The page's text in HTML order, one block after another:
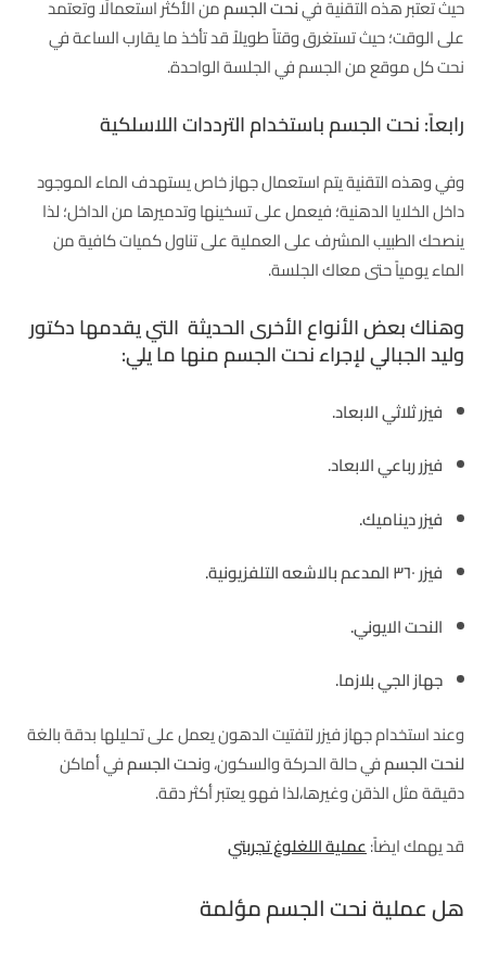
حيث تعتبر هذه التقنية فينحت الجسممن الأكثر استعمالًا وتعتمد
على الوقت؛ حيث تستغرق وقتاً طويلاً قد تأخذ ما يقارب الساعة في
نحت كل موقع من الجسم في الجلسة الواحدة.
رابعاً: نحت الجسم باستخدام الترددات اللاسلكية
وفي وهذه التقنية يتم استعمال جهاز خاص يستهدف الماء الموجود
داخل الخلايا الدهنية؛ فيعمل على تسخينها وتدميرها من الداخل؛ لذا
ينصحك الطبيب المشرف على العملية على تناول كميات كافية من
الماء يومياً حتى معاك الجلسة.
وهناك بعض الأنواع الأخرى الحديثة التي يقدمها دكتور
وليد الجبالي لإجراء نحت الجسم منها ما يلي:
فيزر ثلاثي الابعاد.
فيزر رباعي الابعاد.
فيزر ديناميك.
فيزر ٣٦٠ المدعم بالاشعه التلفزيونية.
النحت الايوني.
جهاز الجي بلازما.
وعند استخدام جهاز فيزر لتفتيت الدهون يعمل على تحليلها بدقة بالغة
لنحت الجسمفي حالة الحركة والسكون، ونحت الجسمفي أماكن
دقيقة مثل الذقن وغيرها،لذا فهو يعتبر أكثر دقة.
قد يهمك ايضاً:عملية اللغلوغ تجربتي
هل عملية نحت الجسم مؤلمة